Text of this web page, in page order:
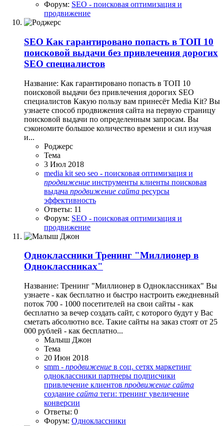
Форум: SEO - поисковая оптимизация и
продвижение
SEO Как гарантировано попасть в ТОП 10
поисковой выдачи без привлечения дорогих
SEO специалистов
Название: Как гарантировано попасть в ТОП 10
поисковой выдачи без привлечения дорогих SEO
специалистов Какую пользу вам принесёт Media Kit? Вы
узнаете способ продвижения сайта на первую страницу
поисковой выдачи по определенным запросам. Вы
сэкономите большое количество времени и сил изучая
и...
Роджерc
Тема
3 Июл 2018
media kit seo seo - поисковая оптимизация и
продвижение инструменты клиенты поисковая
выдача продвижение сайта ресурсы
эффективность
Ответы: 11
Форум: SEO - поисковая оптимизация и
продвижение
Одноклассники Тренинг "Миллионер в
Одноклассниках"
Название: Тренинг "Миллионер в Одноклассниках" Вы
узнаете - как бесплатно и быстро настроить ежедневный
поток 700 - 1000 посетителей на свои сайты - как
бесплатно за вечер создать сайт, с которого будут у Вас
сметать абсолютно все. Такие сайты на заказ стоят от 25
000 рублей - как бесплатно...
Малыш Джон
Тема
20 Июн 2018
smm - продвижение в соц. сетях маркетинг
одноклассники партнеры подписчики
привлечение клиентов продвижение сайта
создание сайта теги: тренинг увеличение
конверсии
Ответы: 0
Форум: Одноклассники